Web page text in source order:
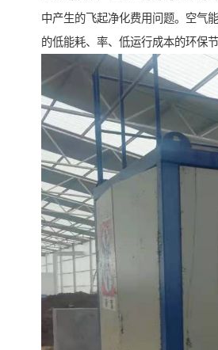
中产生的飞起净化费用问题。空气
的低能耗、率、低运行成本的环保